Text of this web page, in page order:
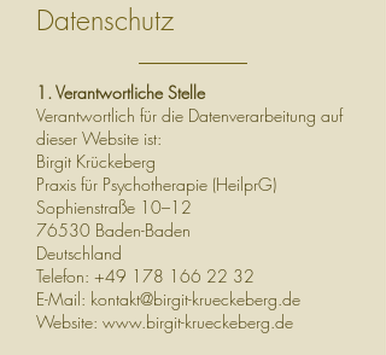
Datenschutz
1. Verantwortliche Stelle
Verantwortlich für die Datenverarbeitung auf
dieser Website ist:
Birgit Krückeberg
Praxis für Psychotherapie (HeilprG)
Sophienstraße 10–12
76530 Baden-Baden
Deutschland
Telefon: +49 178 166 22 32
E-Mail: kontakt@birgit-krueckeberg.de
Website: www.birgit-krueckeberg.de